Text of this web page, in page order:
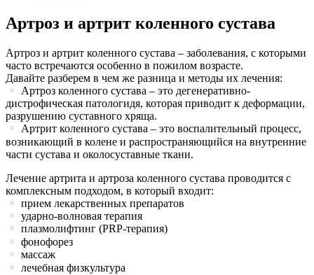
Артроз и артрит коленного сустава
Артроз и артрит коленного сустава – заболевания, с которыми
часто встречаются особенно в пожилом возрасте.
Давайте разберем в чем же разница и методы их лечения:
Артроз коленного сустава – это дегенеративно-
дистрофическая патологидя, которая приводит к деформации,
разрушению суставного хряща.
Артрит коленного сустава – это воспалительный процесс,
возникающий в колене и распространяющийся на внутренние
части сустава и околосуставные ткани.
Лечение артрита и артроза коленного сустава проводится с
комплексным подходом, в который входит:
прием лекарственных препаратов
ударно-волновая терапия
плазмолифтинг (PRP-терапия)
фонофорез
массаж
лечебная физкультура